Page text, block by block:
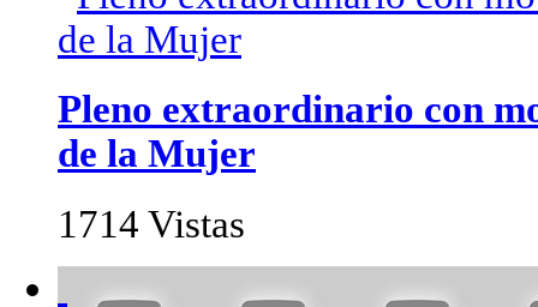
Pleno extraordinario con
de la Mujer
1714 Vistas